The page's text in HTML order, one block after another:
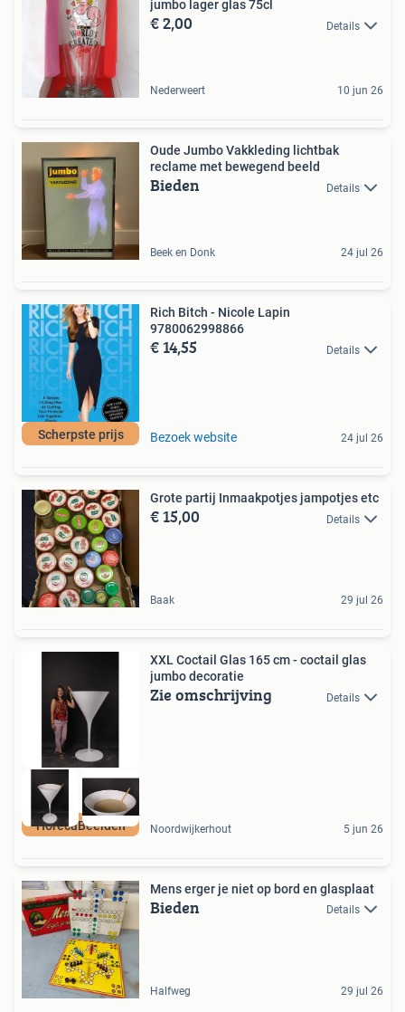
jumbo lager glas 75cl
€ 2,00 Details
Nederweert 10 jun 26
Oude Jumbo Vakkleding lichtbak
reclame met bewegend beeld
Bieden Details
Beek en Donk 24 jul 26
Scherpste prijs
Rich Bitch - Nicole Lapin
9780062998866
€ 14,55 Details
Bezoek website 24 jul 26
Grote partij Inmaakpotjes jampotjes etc
€ 15,00 Details
Baak 29 jul 26
HorecaBeelden
XXL Coctail Glas 165 cm - coctail glas
jumbo decoratie
Zie omschrijving Details
Noordwijkerhout 5 jun 26
Mens erger je niet op bord en glasplaat
Bieden Details
Halfweg 29 jul 26